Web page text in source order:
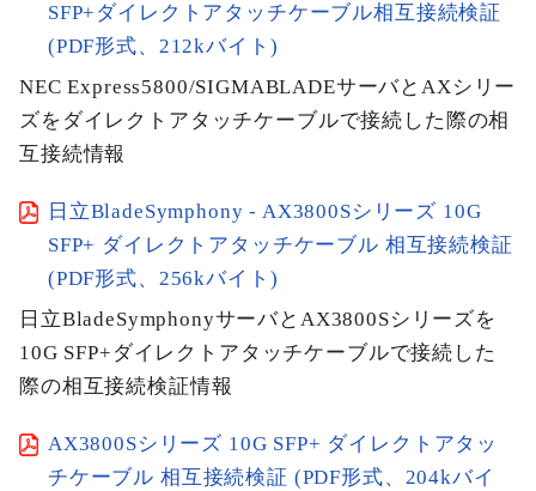
SFP+ダイレクトアタッチケーブル相互接続検証
(PDF形式、212kバイト)
NEC Express5800/SIGMABLADEサーバとAXシリー
ズをダイレクトアタッチケーブルで接続した際の相
互接続情報
日立BladeSymphony - AX3800Sシリーズ 10G
SFP+ ダイレクトアタッチケーブル 相互接続検証
(PDF形式、256kバイト)
日立BladeSymphonyサーバとAX3800Sシリーズを
10G SFP+ダイレクトアタッチケーブルで接続した
際の相互接続検証情報
AX3800Sシリーズ 10G SFP+ ダイレクトアタッ
チケーブル 相互接続検証 (PDF形式、204kバイ